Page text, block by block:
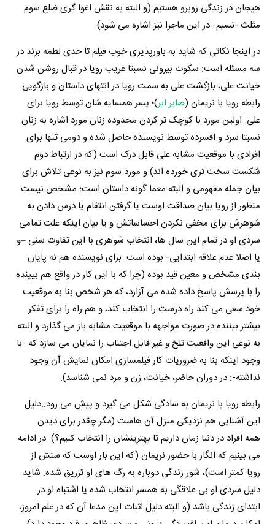
هیجان در زندگی روبرو هستیم (و البته به نقش اغوا گری ضلع سوم
مثلث -نسیم- در این ماجرا نیز اشاره می شود).
در اینجا نکاتی که شاید به باورپذیری خوب فیلم تا حدی لطمه بزند در
سه مسئله است: سکوت بیرونی نسبتا غریب رویا در قبال روشن شدن
خیانت علی، بازگشت علی به سمت رویا در انتهای داستان و بازگویی
رابطه رویا با نریمان (صابر ابر)؛ پسر همسایه شان توسط رویا برای
علی. اولین مورد با کوچک تر کردن محدوده زنان مورد اشاره به زنان
نسبتا سرد و افسرده توسط نویسنده حاصل شده و دومی تنها برای
افرادی با موقعیت مشابه علی قابل درک است (که در ارتباط دوم
شکست سخت تری خورده اند) و مورد سوم نیز به نوعی تلاش برای
بیان جمله مفهومی و البته معما گونه داستان است؛ مشخص نیست
منظور از رویا بیان صداقت اوست یا گرفتن انتقام یا درس دادن به
شوهرش برای مخفی نکردن احساساتش و یا بیان اینکه علت تمامی
سردی او در تمام این سال ها، انتخاب شوهری با این تفاوت سنی –و
یا اصلا عدم علاقه ابتدایی- بوده است. برای نویسنده هم نه پایان
بندی مشخص و معین قید بوده (چرا که با این کار در واقع هم بیینده
را با پرسش پاسخ داده شده می آزارد، که هر شخص بنا به موقعیت
خود سعی می کند راه درست را انتخاب کند، و هم راه را برای تفکر
بیشتر بیننده در صورت مواجهه با موقعیت مشابه باز می گذارد و البته
به نوعی این واقعیت تلخ و غیر قابل اجتناب را نمایان می سازد که -با
وجود اینکه بنا به ضروریات کار فیلمسازی امکان نمایش آن وجود
نداشته-: در دوران حاضر، خیانت، زن و مرد نمی شناسد).
رابطه رویا با نریمان به سادگی شکل می گیرد و پیش می رود..دلیل
این آشنایی هم نزدیکی منزل آن هاست (مگر چقدر برای دیدن
همه افراد در دنیا زمان داریم تا بهترینشان را انتخاب کنیم؟). در ادامه
می بینیم که انگار با حضور نریمان (که این بار اوست که سنش از
رویا کمتر است)، شور زندگی دوباره به رگ های او تزریق شده. شاید
دلیل سردی او بی علاقگی به همسر انتخاب شده یا اشتباه او در
ابتدای زندگی باشد (و البته دلیل اثبات این مدعا آن که در علم امروز،